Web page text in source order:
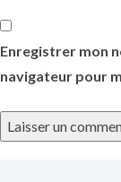
Enregistrer mon
navigateur pour